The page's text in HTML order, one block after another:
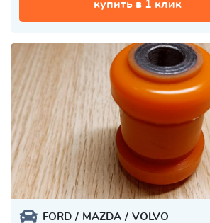
купить в 1 клик
FORD MAZDA VOLVO